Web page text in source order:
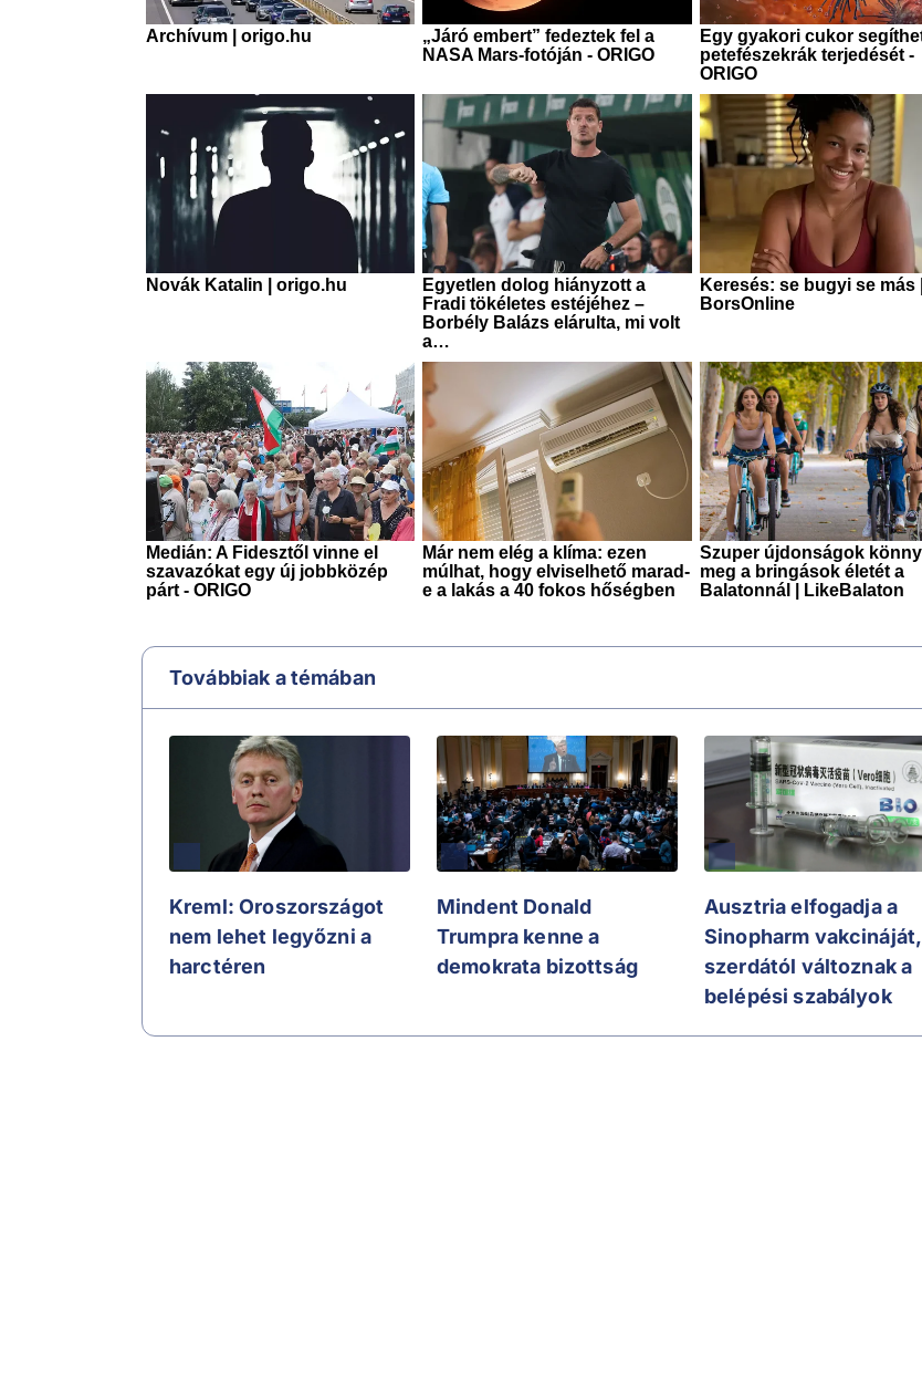
Továbbiak a témában
Kreml: Oroszországot
nem lehet legyőzni a
harctéren
Mindent Donald
Trumpra kenne a
demokrata bizottság
Ausztria elfogadja a
Sinopharm vakcináját,
szerdától változnak a
belépési szabályok